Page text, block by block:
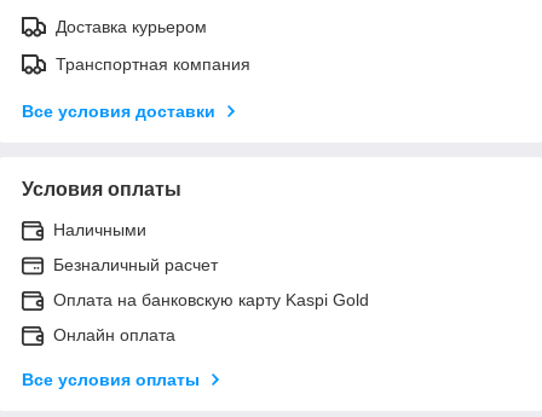
Доставка курьером
Транспортная компания
Все условия доставки
Условия оплаты
Наличными
Безналичный расчет
Оплата на банковскую карту Kaspi Gold
Онлайн оплата
Все условия оплаты